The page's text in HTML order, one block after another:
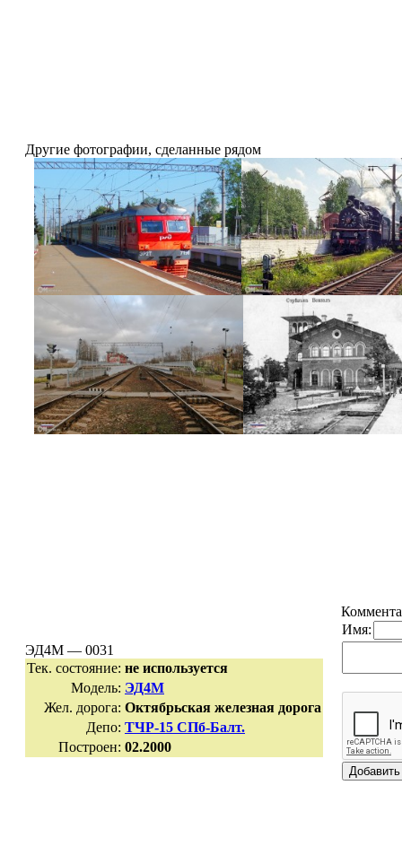
Другие фотографии, сделанные рядом
ЭД4М — 0031
Тек. состояние: не используется
Модель: ЭД4М
Жел. дорога: Октябрьская железная дорога
Депо: ТЧР-15 СПб-Балт.
Построен: 02.2000
Имя: